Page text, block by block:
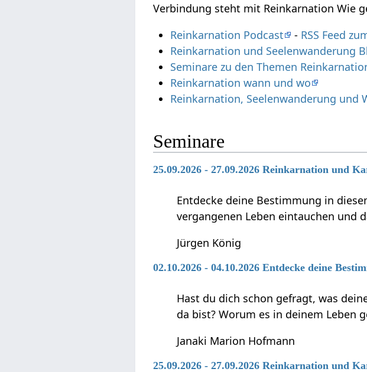
Verbindung steht mit Reinkarnation Wie
Reinkarnation Podcast
- RSS Feed
Reinkarnation und Seelenwanderung
Seminare zu den Themen
Reinkarnation wann und wo
Reinkarnation, Seelenwanderung und
Seminare
25.09.2026 - 27.09.2026 Reinkarnation und
Entdecke deine Bestimmung in
vergangenen Leben eintauchen und
Jürgen König
02.10.2026 - 04.10.2026 Entdecke deine
Hast du dich schon gefragt, was
da bist? Worum es in deinem Leben
Janaki Marion Hofmann
25.09.2026 - 27.09.2026 Reinkarnation und